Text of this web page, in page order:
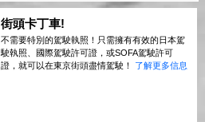
街頭卡丁車!
不需要特別的駕駛執照！只需擁有有效的日本駕
駛執照、國際駕駛許可證，或SOFA駕駛許可
證，就可以在東京街頭盡情駕駛！ 了解更多信息